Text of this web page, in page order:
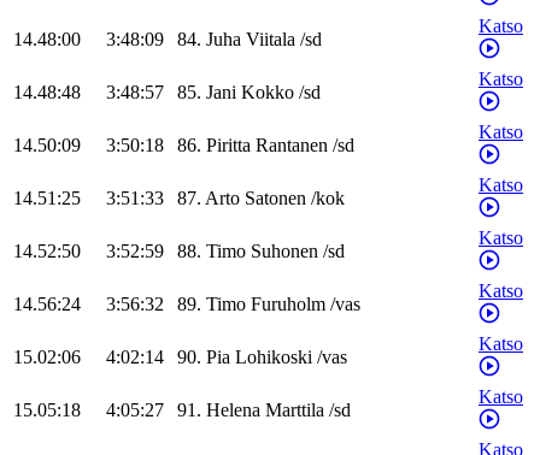
14.48:00 3:48:09 84. Juha Viitala /sd
Katso
14.48:48 3:48:57 85. Jani Kokko /sd
Katso
14.50:09 3:50:18 86. Piritta Rantanen /sd
Katso
14.51:25 3:51:33 87. Arto Satonen /kok
Katso
14.52:50 3:52:59 88. Timo Suhonen /sd
Katso
14.56:24 3:56:32 89. Timo Furuholm /vas
Katso
15.02:06 4:02:14 90. Pia Lohikoski /vas
Katso
15.05:18 4:05:27 91. Helena Marttila /sd
Katso
Katso